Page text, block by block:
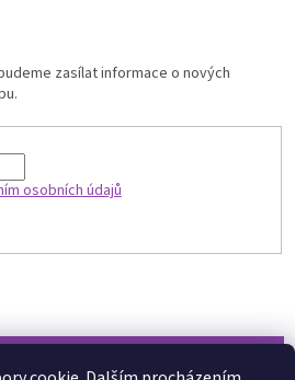
zasílat informace o nových
osobních údajů